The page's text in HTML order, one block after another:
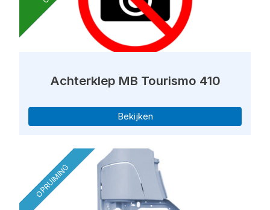
Achterklep MB Tourismo 410
Bekijken
OPRUIMING